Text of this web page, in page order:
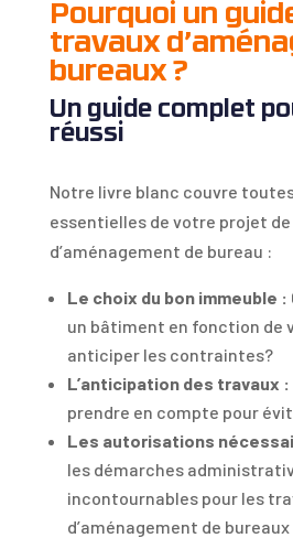
Pourquoi un
travaux
bureaux ?
Un guide complet
réussi
Notre livre blanc couvre
essentielles de votre projet
d’aménagement de bureau :
Le choix du bon immeuble :
un bâtiment en fonction de
anticiper les contraintes?
L’anticipation des travaux :
prendre en compte pour
Les autorisations
les démarches
incontournables pour les
d’aménagement de bureaux